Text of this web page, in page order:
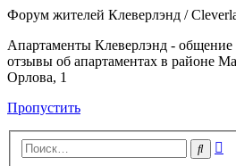
Форум жителей Клеверлэнд /
Апартаменты Клеверлэнд -
отзывы об апартаментах в районе
Орлова, 1
Пропустить
Поиск